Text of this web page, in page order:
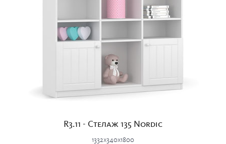
R3.11 - Стелаж 135 Nordic
1332x340x1800